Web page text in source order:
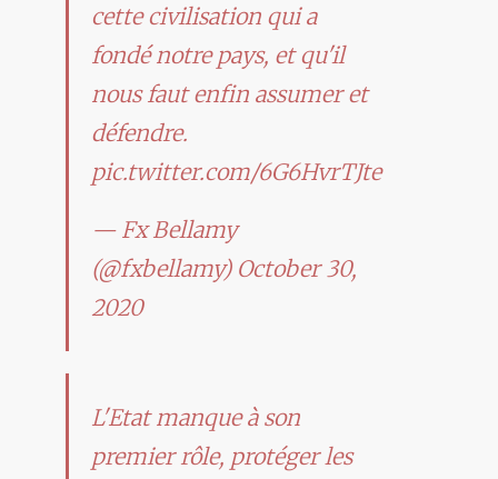
cette civilisation qui a
fondé notre pays, et qu'il
nous faut enfin assumer et
défendre.
pic.twitter.com/6G6HvrTJte
— Fx Bellamy
(@fxbellamy) October 30,
2020
L'Etat manque à son
premier rôle, protéger les